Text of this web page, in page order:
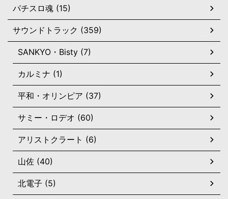
パチスロ魂 (15)
サウンドトラック (359)
SANKYO・Bisty (7)
カルミナ (1)
平和・オリンピア (37)
サミー・ロデオ (60)
アリストクラート (6)
山佐 (40)
北電子 (5)